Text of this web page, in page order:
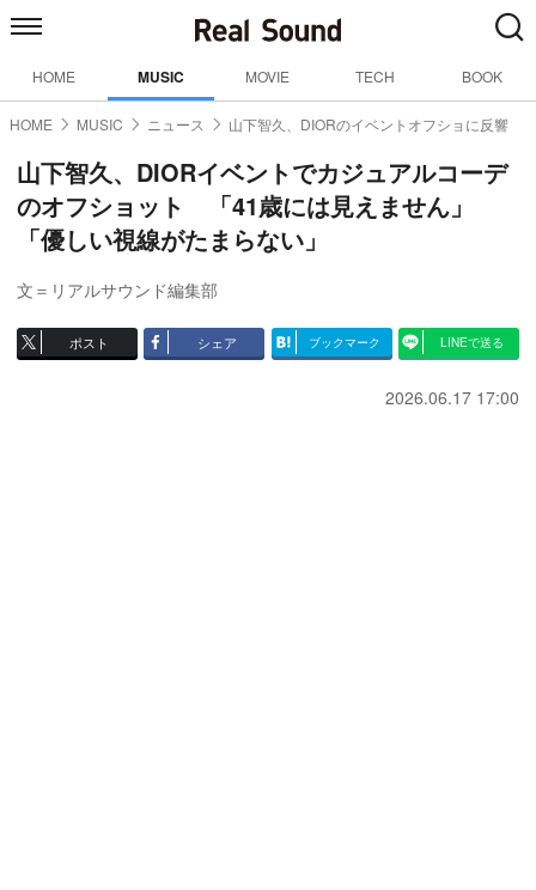
HOME MUSIC MOVIE TECH BOOK
HOME MUSIC ニュース 山下智久、DIORのイベントオフショに反響
山下智久、DIORイベントでカジュアルコーデ
のオフショット 「41歳には見えません」
「優しい視線がたまらない」
文＝リアルサウンド編集部
ポスト シェア ブックマーク LINEで送る
2026.06.17 17:00